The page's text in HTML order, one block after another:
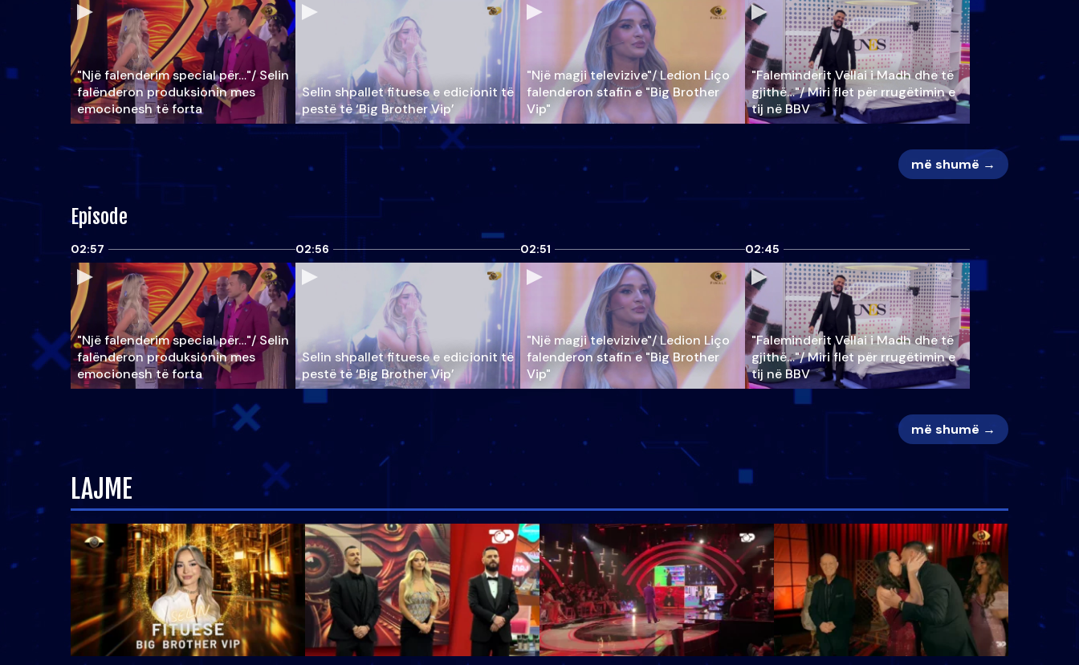
"Një falenderim special për…"/ Selin
falënderon produksionin mes
emocionesh të forta
Selin shpallet fituese e edicionit të
pestë të ‘Big Brother Vip’
"Një magji televizive"/ Ledion Liço
falenderon stafin e "Big Brother
Vip"
"Faleminderit Vëllai i Madh dhe të
gjithë…"/ Miri flet për rrugëtimin e
tij në BBV
më shumë →
Episode
02:57
"Një falenderim special për…"/ Selin
falënderon produksionin mes
emocionesh të forta
02:56
Selin shpallet fituese e edicionit të
pestë të ‘Big Brother Vip’
02:51
"Një magji televizive"/ Ledion Liço
falenderon stafin e "Big Brother
Vip"
02:45
"Faleminderit Vëllai i Madh dhe të
gjithë…"/ Miri flet për rrugëtimin e
tij në BBV
më shumë →
LAJME